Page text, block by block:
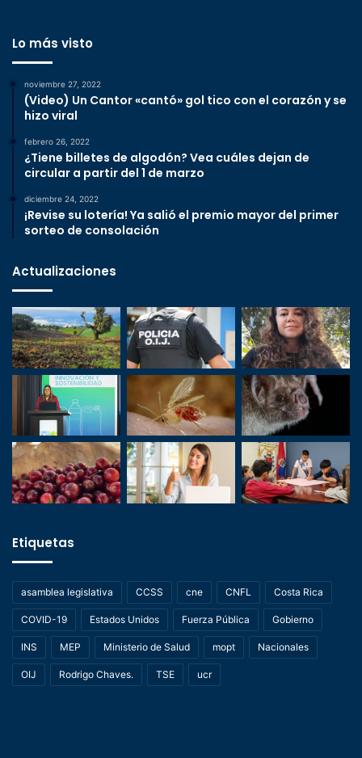
Lo más visto
noviembre 27, 2022
(Video) Un Cantor «cantó» gol tico con el corazón y se
hizo viral
febrero 26, 2022
¿Tiene billetes de algodón? Vea cuáles dejan de
circular a partir del 1 de marzo
diciembre 24, 2022
¡Revise su lotería! Ya salió el premio mayor del primer
sorteo de consolación
Actualizaciones
Etiquetas
asamblea legislativa CCSS cne CNFL Costa Rica
COVID-19 Estados Unidos Fuerza Pública Gobierno
INS MEP Ministerio de Salud mopt Nacionales
OIJ Rodrigo Chaves. TSE ucr